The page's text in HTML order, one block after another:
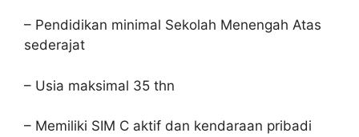
– Pendidikan minimal Sekolah Menengah Atas
sederajat
– Usia maksimal 35 thn
– Memiliki SIM C aktif dan kendaraan pribadi